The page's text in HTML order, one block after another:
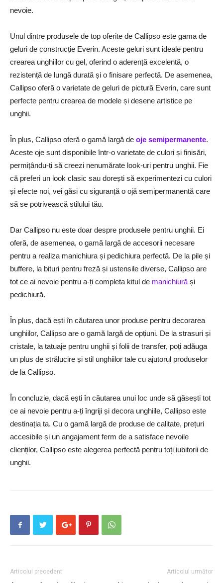
nevoie.
Unul dintre produsele de top oferite de Callipso este gama de
geluri de construcție Everin. Aceste geluri sunt ideale pentru
crearea unghiilor cu gel, oferind o aderență excelentă, o
rezistență de lungă durată și o finisare perfectă. De asemenea,
Callipso oferă o varietate de geluri de pictură Everin, care sunt
perfecte pentru crearea de modele și desene artistice pe
unghii.
În plus, Callipso oferă o gamă largă de oje semipermanente.
Aceste oje sunt disponibile într-o varietate de culori și finisări,
permițându-ți să creezi nenumărate look-uri pentru unghii. Fie
că preferi un look clasic sau dorești să experimentezi cu culori
și efecte noi, vei găsi cu siguranță o ojă semipermanentă care
să se potrivească stilului tău.
Dar Callipso nu este doar despre produsele pentru unghii. Ei
oferă, de asemenea, o gamă largă de accesorii necesare
pentru a realiza manichiura și pedichiura perfectă. De la pile și
buffere, la bituri pentru freză și ustensile diverse, Callipso are
tot ce ai nevoie pentru a-ți completa kitul de manichiură și
pedichiură.
În plus, dacă ești în căutarea unor produse pentru decorarea
unghiilor, Callipso are o gamă largă de opțiuni. De la strasuri și
cristale, la tatuaje pentru unghii și folii de transfer, poți adăuga
un plus de strălucire și stil unghiilor tale cu ajutorul produselor
de la Callipso.
În concluzie, dacă ești în căutarea unui loc unde să găsești tot
ce ai nevoie pentru a-ți îngriji și decora unghiile, Callipso este
destinația ta. Cu o gamă largă de produse de calitate, prețuri
accesibile și un angajament ferm de a satisface nevoile
clienților, Callipso este alegerea perfectă pentru toți iubitorii de
unghii.
Articolul precedent Articolul următor